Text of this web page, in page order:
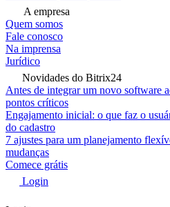
A empresa
Quem somos
Fale conosco
Na imprensa
Jurídico
Novidades do Bitrix24
Antes de integrar um novo software
pontos críticos
Engajamento inicial: o que faz o
do cadastro
7 ajustes para um planejamento
mudanças
Comece grátis
Login